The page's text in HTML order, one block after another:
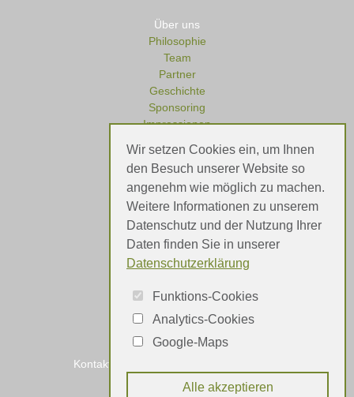
Über uns
Philosophie
Team
Partner
Geschichte
Sponsoring
Impressionen
Referenzen
Meinungen
Kontakt
Wir setzen Cookies ein, um Ihnen
den Besuch unserer Website so
angenehm wie möglich zu machen.
Weitere Informationen zu unserem
Datenschutz und der Nutzung Ihrer
Daten finden Sie in unserer
Datenschutzerklärung
Funktions-Cookies
Analytics-Cookies
Google-Maps
Alle akzeptieren